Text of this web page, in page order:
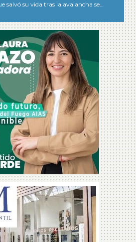
salvó su vida tras la avalancha se…